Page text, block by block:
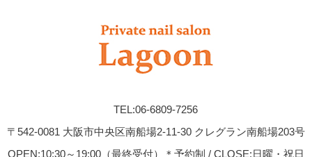
TEL:06-6809-7256
〒542-0081 大阪市中央区南船場2-11-30 クレグラン南船場203号
OPEN:10:30～19:00（最終受付）＊予約制 / CLOSE:日曜・祝日